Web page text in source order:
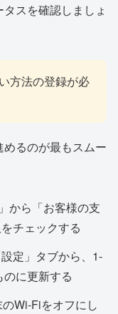
スを確認しましょ
方法の登録が必
るのが最もスムー
から「お客様の支
チェックする
定」タブから、1-
に更新する
Wi-Fiをオフにし